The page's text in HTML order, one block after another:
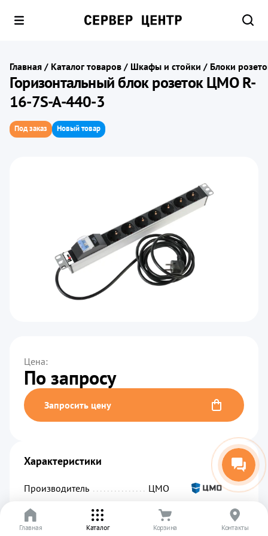
Главная / Каталог товаров / Шкафы и стойки / Блоки
Горизонтальный блок розеток ЦМО R-
16-7S-A-440-3
Под заказ Новый товар
Цена:
По запросу
Запросить цену
Характеристики
Производитель
ЦМО
Код производителя
R-16-7S-A-440-3
Артикул
УТ-00003037
Главная Каталог Корзина Контакты